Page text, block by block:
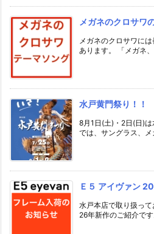
メガネのクロサワ
メガネのクロサワに
あります。 「メガネ
水戸黄門祭り！！
8月1日(土)・2日(日)
では、サングラス、メ
Ｅ５ アイヴァン
水戸本店で取り扱っ
26年新作のご紹介です